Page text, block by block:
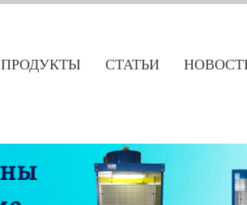
ПРОДУКТЫ СТАТЬИ